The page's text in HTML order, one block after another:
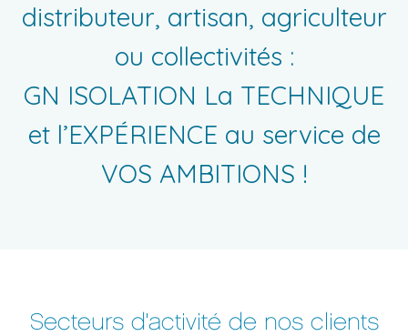
distributeur, artisan, agriculteur
ou collectivités :
GN ISOLATION La TECHNIQUE
et l’EXPÉRIENCE au service de
VOS AMBITIONS !
Secteurs d'activité de nos clients